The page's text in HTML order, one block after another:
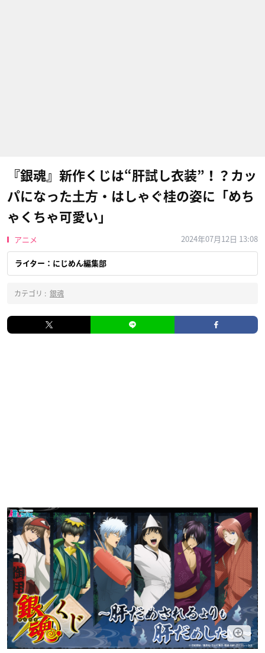
『銀魂』新作くじは“肝試し衣装”！？カッ
パになった土方・はしゃぐ桂の姿に「めち
ゃくちゃ可愛い」
アニメ 2024年07月12日 13:08
ライター：にじめん編集部
カテゴリ : 銀魂